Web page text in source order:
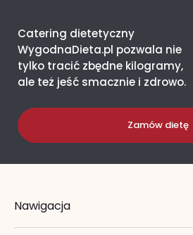
Catering dietetyczny
WygodnaDieta.pl pozwala nie
tylko tracić zbędne kilogramy,
ale też jeść smacznie i zdrowo.
Zamów dietę
Nawigacja